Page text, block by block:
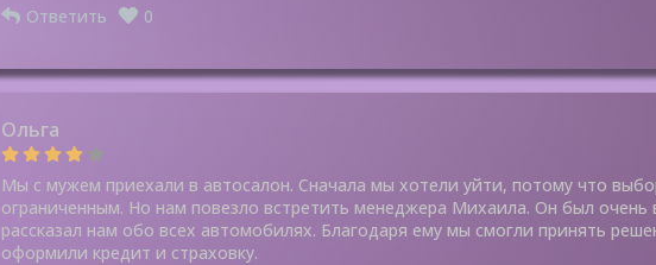
Ответить
0
Ольга
Мы с мужем приехали в автосалон. Сначала мы хотели уйти, потому что
ограниченным. Но нам повезло встретить менеджера Михаила. Он был очень
рассказал нам обо всех автомобилях. Благодаря ему мы смогли принять
оформили кредит и страховку.